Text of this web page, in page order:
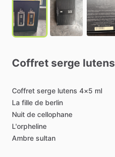
Coffret serge lutens
Coffret serge lutens 4×5 ml
La fille de berlin
Nuit de cellophane
L'orpheline
Ambre sultan